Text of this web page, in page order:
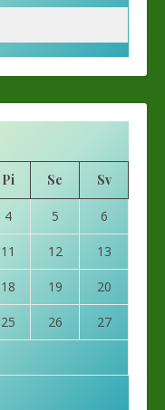
Pi Se Sv
4 5 6
11 12 13
18 19 20
25 26 27